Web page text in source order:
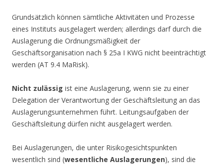
Grundsätzlich können sämtliche Aktivitäten und Prozesse
eines Instituts ausgelagert werden; allerdings darf durch die
Auslagerung die Ordnungsmäßigkeit der
Geschäftsorganisation nach § 25a I KWG nicht beeinträchtigt
werden (AT 9.4 MaRisk).
Nicht zulässig ist eine Auslagerung, wenn sie zu einer
Delegation der Verantwortung der Geschäftsleitung an das
Auslagerungsunternehmen führt. Leitungsaufgaben der
Geschäftsleitung dürfen nicht ausgelagert werden.
Bei Auslagerungen, die unter Risikogesichtspunkten
wesentlich sind (wesentliche Auslagerungen), sind die